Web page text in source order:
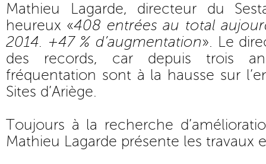
Mathieu Lagarde, directeur du
heureux «408 entrées au total
2014. +47 % d’augmentation». Le
des records, car depuis trois
fréquentation sont à la hausse sur
Sites d’Ariège.
Toujours à la recherche
Mathieu Lagarde présente les travaux